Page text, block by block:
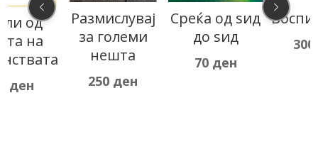
Размислувај
за големи
нешта
250
Среќа од ѕид
до ѕид
Воспитување
300